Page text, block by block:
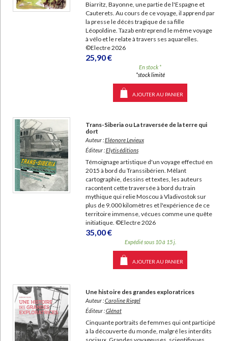
Biarritz, Bayonne, une partie de l'Espagne et
Cauterets. Au cours de ce voyage, il apprend par
la presse le décès tragique de sa fille
Léopoldine. Tazab entreprend le même voyage
à vélo et le relate à travers ses aquarelles.
©Electre 2026
25,90 €
En stock *
*stock limité
AJOUTER AU PANIER
Trans-Siberia ou La traversée de la terre qui
dort
Auteur :Eléonore Levieux
Éditeur :Elytis éditions
Témoignage artistique d'un voyage effectué en
2015 à bord du Transsibérien. Mêlant
cartographie, dessins et textes, les auteurs
racontent cette traversée à bord du train
mythique qui relie Moscou à Vladivostok sur
plus de 9.000 kilomètres et l'expérience de ce
territoire immense, vécues comme une quête
initiatique. ©Electre 2026
35,00 €
Expédié sous 10 à 15 j.
AJOUTER AU PANIER
Une histoire des grandes exploratrices
Auteur :Caroline Riegel
Éditeur :Glénat
Cinquante portraits de femmes qui ont participé
à la découverte du monde, malgré les interdits